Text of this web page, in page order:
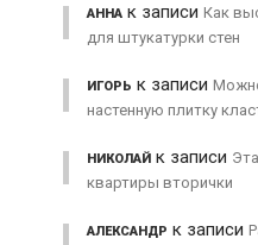
АННА к записи Как
для штукатурки стен
ИГОРЬ к записи
настенную плитку
НИКОЛАЙ к записи
квартиры вторички
АЛЕКСАНДР к записи